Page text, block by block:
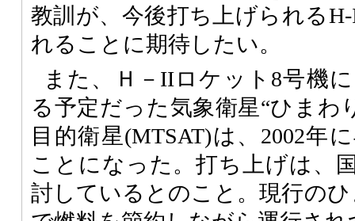
教訓が、今後打ち上げられる
れることに期待したい。
また、Ｈ－IIロケット8号機
る予定だった気象衛星“ひまわ
目的衛星(MTSAT)は、2002年
ことになった。打ち上げは、
討しているとのこと。現行の